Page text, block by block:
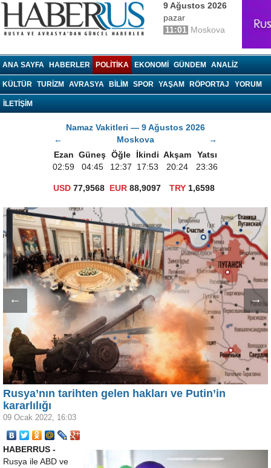
9 Ağustos 2026
pazar
11:01 Moskova
ANA SAYFA HABERLER POLITIKA EKONOMI GÜNDEM ANALIZ
KÜLTÜR TURIZM AVRASYA BILIM SPOR YAŞAM RÖPORTAJ YORUM
İLETİŞİM
Namaz Vakitleri — 9 Ağustos 2026
←
Moskova
→
Ezan Güneş Öğle İkindi Akşam
Yatsı
02:59
04:45 12:37 17:53 20:24 23:36
USD 77,9568 EUR 88,9097 TRY1,6598
← →
Rusya’nın tarihten gelen hakları ve Putin’in
kararlılığı
09 Ocak 2022, 16:03
HABERRUS -
Rusya ile ABD ve